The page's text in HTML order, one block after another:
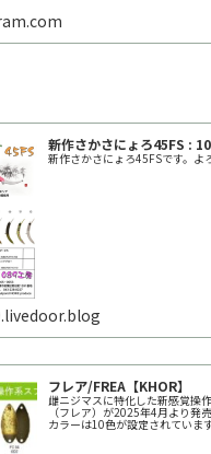
新作さかさにょろ45FS :
新作さかさにょろ45FSです。よ
フレア/FREA【KHOR】
雌ニジマスに特化した新感覚操
（フレア）が2025年4月より発
カラーは10色が設定されていま